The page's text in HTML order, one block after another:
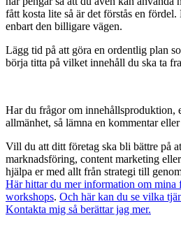
fått kosta lite så är det förstås en
enbart den billigare vägen.
Lägg tid på att göra en ordentlig plan
börja titta på vilket innehåll du ska ta
Har du frågor om innehållsproduktion,
allmänhet, så lämna en kommentar
Vill du att ditt företag ska bli bättre på
marknadsföring, content marketing
hjälpa er med allt från strategi till
Här hittar du mer information om mina
workshops. Och här kan du se vilka
Kontakta mig så berättar jag mer.